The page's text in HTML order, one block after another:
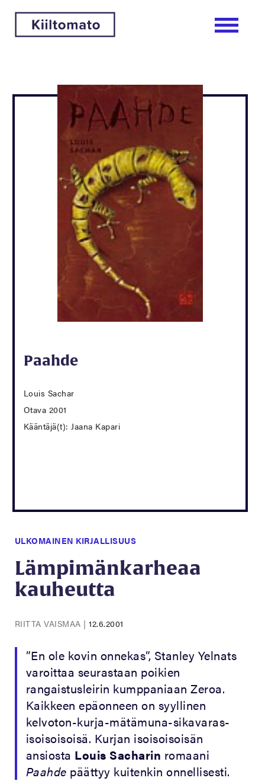
Paahde
Louis Sachar
Otava 2001
Kääntäjä(t): Jaana Kapari
ULKOMAINEN KIRJALLISUUS
Lämpimänkarheaa
kauheutta
RIITTA VAISMAA |12.6.2001
”En ole kovin onnekas”, Stanley Yelnats
varoittaa seurastaan poikien
rangaistusleirin kumppaniaan Zeroa.
Kaikkeen epäonneen on syyllinen
kelvoton-kurja-mätämuna-sikavaras-
isoisoisoisä. Kurjan isoisoisoisän
ansiosta Louis Sacharin romaani
Paahde päättyy kuitenkin onnellisesti.